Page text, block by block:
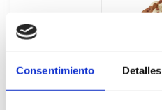
Consentimiento Detalles